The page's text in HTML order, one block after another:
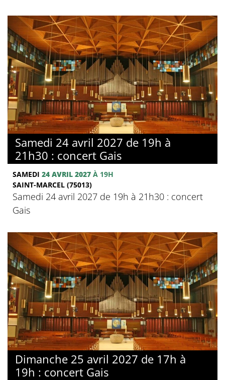
Samedi 24 avril 2027 de 19h à
21h30 : concert Gais
SAMEDI 24 AVRIL 2027 À 19H
SAINT-MARCEL (75013)
Samedi 24 avril 2027 de 19h à 21h30 : concert
Gais
Dimanche 25 avril 2027 de 17h à
19h : concert Gais